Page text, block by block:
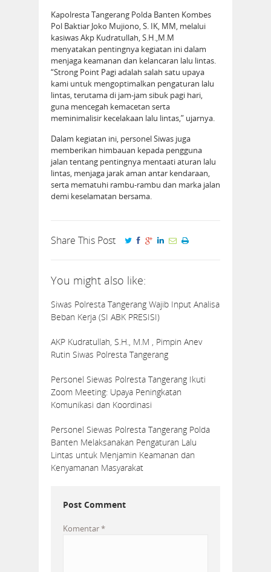
Kapolresta Tangerang Polda Banten Kombes
Pol Baktiar Joko Mujiono, S. IK, MM, melalui
kasiwas Akp Kudratullah, S.H.,M.M
menyatakan pentingnya kegiatan ini dalam
menjaga keamanan dan kelancaran lalu lintas.
“Strong Point Pagi adalah salah satu upaya
kami untuk mengoptimalkan pengaturan lalu
lintas, terutama di jam-jam sibuk pagi hari,
guna mencegah kemacetan serta
meminimalisir kecelakaan lalu lintas,” ujarnya.
Dalam kegiatan ini, personel Siwas juga
memberikan himbauan kepada pengguna
jalan tentang pentingnya mentaati aturan lalu
lintas, menjaga jarak aman antar kendaraan,
serta mematuhi rambu-rambu dan marka jalan
demi keselamatan bersama.
Share This Post
You might also like:
Siwas Polresta Tangerang Wajib Input Analisa
Beban Kerja (SI ABK PRESISI)
AKP Kudratullah, S.H., M.M , Pimpin Anev
Rutin Siwas Polresta Tangerang
Personel Siewas Polresta Tangerang Ikuti
Zoom Meeting: Upaya Peningkatan
Komunikasi dan Koordinasi
Personel Siewas Polresta Tangerang Polda
Banten Melaksanakan Pengaturan Lalu
Lintas untuk Menjamin Keamanan dan
Kenyamanan Masyarakat
Post Comment
Komentar*